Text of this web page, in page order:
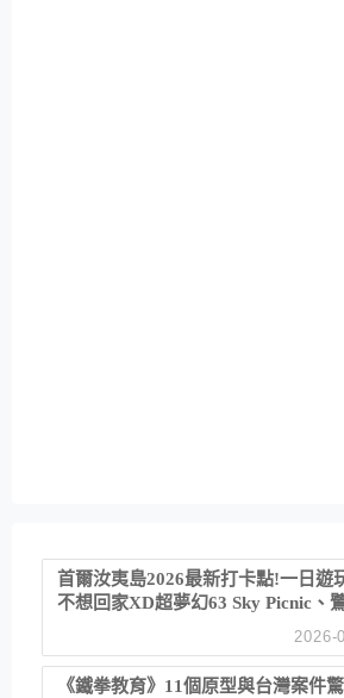
首爾汝夷島2026最新打卡點!一日遊
不想回家XD超夢幻63 Sky Picnic、
津帝王蟹大餐、《淚之女王》拍攝
2026-
《鐵拳教育》11個原型與台灣案件